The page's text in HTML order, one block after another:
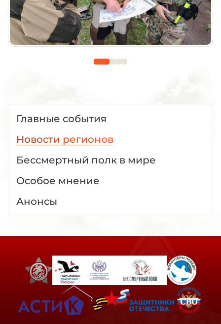
Главные события
Новости регионов
Бессмертный полк в мире
Особое мнение
Анонсы